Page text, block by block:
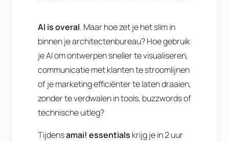
AI is overal. Maar hoe zet je het slim in
binnen je architectenbureau? Hoe gebruik
je AI om ontwerpen sneller te visualiseren,
communicatie met klanten te stroomlijnen
of je marketing efficiënter te laten draaien,
zonder te verdwalen in tools, buzzwords of
technische uitleg?
Tijdensamai! essentials krijg je in 2 uur